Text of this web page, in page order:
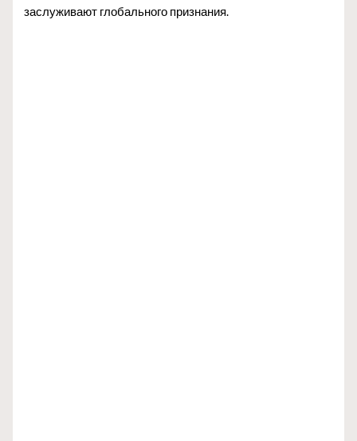
заслуживают глобального признания.